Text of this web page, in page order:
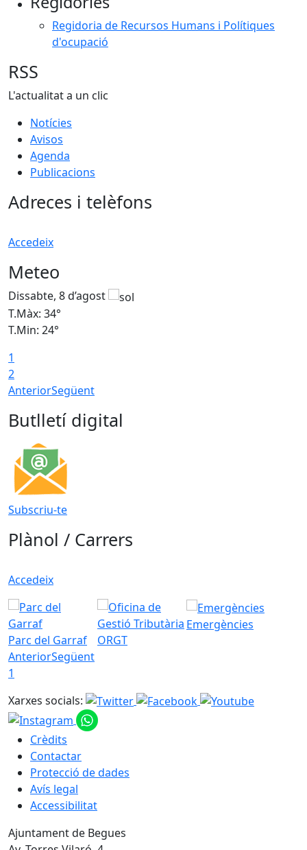
Regidoria de Recursos Humans i Polítiques
d'ocupació
RSS
L'actualitat a un clic
Notícies
Avisos
Agenda
Publicacions
Adreces i telèfons
Accedeix
Meteo
Dissabte, 8 d’agost
T.Màx: 34°
T.Min: 24°
1
2
AnteriorSegüent
Butlletí digital
Subscriu-te
Plànol / Carrers
Accedeix
Parc del Garraf ORGT
Emergències
AnteriorSegüent
1
Xarxes socials:
Crèdits
Contactar
Protecció de dades
Avís legal
Accessibilitat
Ajuntament de Begues